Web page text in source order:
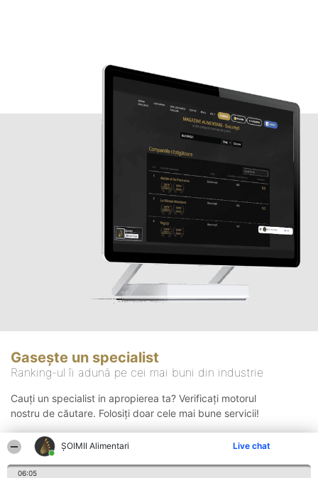
ŞOIMII Alimentari Live chat
06:05
Gasește un specialist
Ranking-ul îi adună pe cei mai buni din industrie
Cauți un specialist in apropierea ta? Verificați motorul
nostru de căutare. Folosiți doar cele mai bune servicii!